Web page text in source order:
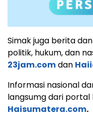
Simak juga berita
politik, hukum, dan
23jam.comdan
Informasi nasional
langsumg dari
Haisumatera.com.